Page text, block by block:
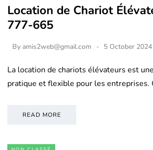
Location de Chariot
777-665
By amis2web@gmail.com 5 October 2024
La location de chariots élévateurs est
pratique et flexible pour les entreprises.
READ MORE